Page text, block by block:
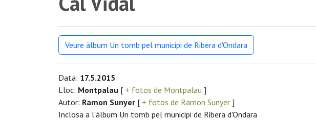
Veure àlbum Un tomb pel municipi de Ribera d'Ondara
Data: 17.5.2015
Lloc: Montpalau [ + fotos de Montpalau ]
Autor: Ramon Sunyer [ + fotos de Ramon Sunyer ]
Inclosa a l'àlbum Un tomb pel municipi de Ribera d'Ondara